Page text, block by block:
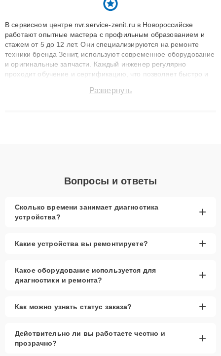
В сервисном центре nvr.service-zenit.ru в Новороссийске
работают опытные мастера с профильным образованием и
стажем от 5 до 12 лет. Они специализируются на ремонте
техники бренда Зенит, используют современное оборудование
и оригинальные запчасти. Каждый инженер регулярно
проходит обучение и сертификацию, что позволяет быстро и
сохранением гарантии до 3 лет. Наши мастера решают
Развернуть
Вопросы и ответы
Сколько времени занимает диагностика
устройства?
+
Какие устройства вы ремонтируете? +
Какое оборудование используется для
диагностики и ремонта?
+
Как можно узнать статус заказа? +
Действительно ли вы работаете честно и
прозрачно?
+